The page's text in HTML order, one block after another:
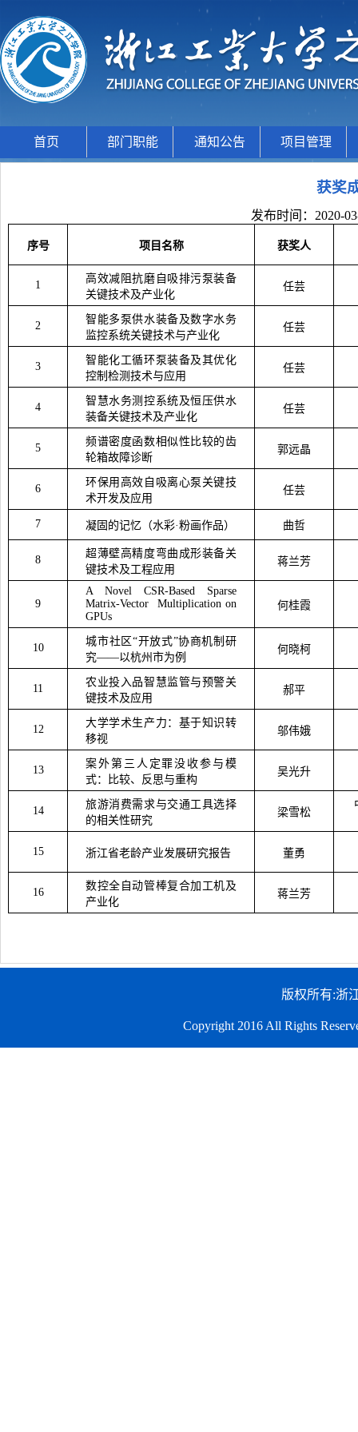
首页 部门职能 通知公告 项目管理
获奖
发布时间：2020-
序号 项目名称 获奖人
1
高效减阻抗磨自吸排污泵装备
关键技术及产业化
任芸
2
智能多泵供水装备及数字水务
监控系统关键技术与产业化
任芸
3
智能化工循环泵装备及其优化
控制检测技术与应用
任芸
4
智慧水务测控系统及恒压供水
装备关键技术及产业化
任芸
5
频谱密度函数相似性比较的齿
轮箱故障诊断
郭远晶
6
环保用高效自吸离心泵关键技
术开发及应用
任芸
7 凝固的记忆（水彩·粉画作品） 曲哲
8
超薄壁高精度弯曲成形装备关
键技术及工程应用
蒋兰芳
9
A Novel CSR-Based Sparse
Matrix-Vector Multiplication on
GPUs
何桂霞
10
城市社区 “开放式”协商机制研
究——以杭州市为例
何晓柯
11
农业投入品智慧监管与预警关
键技术及应用
郝平
12
大学学术生产力：基于知识转
移视
邬伟娥
13
案外第三人定罪没收参与模
式：比较、反思与重构
吴光升
14
旅游消费需求与交通工具选择
的相关性研究
梁雪松
15 浙江省老龄产业发展研究报告 董勇
16
数控全自动管棒复合加工机及
产业化
蒋兰芳
版权所有:浙
Copyright 2016 All Rights